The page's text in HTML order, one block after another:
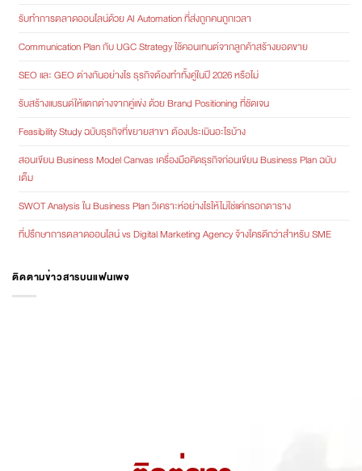
รับทำการตลาดออนไลน์ด้วย AI Automation ที่ส่งถูกคนถูกเวลา
Communication Plan กับ UGC Strategy ใช้คอนเทนต์จากลูกค้าสร้างยอดขาย
SEO และ GEO ต่างกันอย่างไร ธุรกิจต้องทำทั้งคู่ในปี 2026 หรือไม่
รับสร้างแบรนด์ให้แตกต่างจากคู่แข่ง ด้วย Brand Positioning ที่ชัดเจน
Feasibility Study ฉบับธุรกิจที่ขยายสาขา ต้องประเมินอะไรบ้าง
สอนเขียน Business Model Canvas เครื่องมือคิดธุรกิจก่อนเขียน Business Plan ฉบับ
เต็ม
SWOT Analysis ใน Business Plan วิเคราะห์อย่างไรให้ไม่ใช่แค่กรอกตาราง
ที่ปรึกษาการตลาดออนไลน์ vs Digital Marketing Agency จ้างใครดีกว่าสำหรับ SME
ติดตามข่าวสารบนแฟนเพจ